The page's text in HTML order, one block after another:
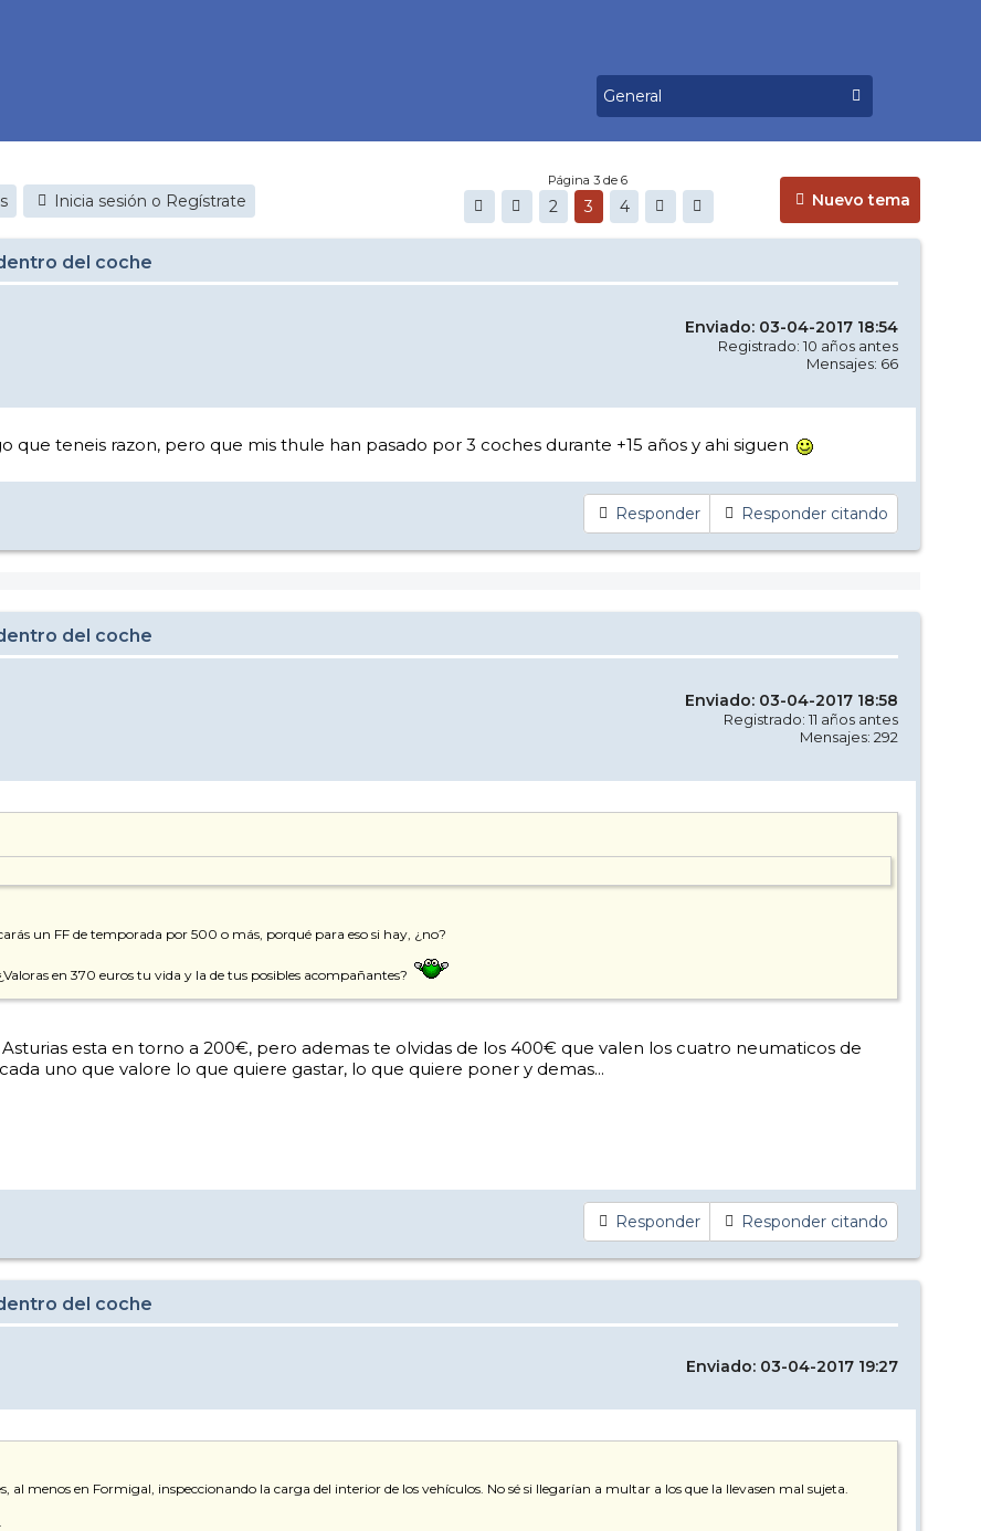
Nuevo tema
Inicia sesión o Regístrate
Página 3 de 6
2 3 4
del coche
Enviado: 03-04-2017 18:54
Registrado: 10 años antes
Mensajes: 66
que teneis razon, pero que mis thule han pasado por 3 coches durante +15 años y ahi siguen
Responder Responder citando
del coche
Enviado: 03-04-2017 18:58
Registrado: 11 años antes
Mensajes: 292
un FF de temporada por 500 o más, porqué para eso si hay, ¿no?
en 370 euros tu vida y la de tus posibles acompañantes?
esta en torno a 200€, pero ademas te olvidas de los 400€ que valen los cuatro neumaticos de
uno que valore lo que quiere gastar, lo que quiere poner y demas...
Responder Responder citando
del coche
Enviado: 03-04-2017 19:27
al menos en Formigal, inspeccionando la carga del interior de los vehículos. No sé si llegarían a multar a los que la llevasen mal sujeta.